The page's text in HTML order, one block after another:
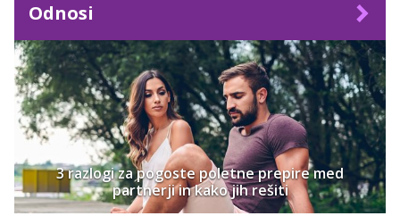
Odnosi
3 razlogi za pogoste poletne prepire med
partnerji in kako jih rešiti